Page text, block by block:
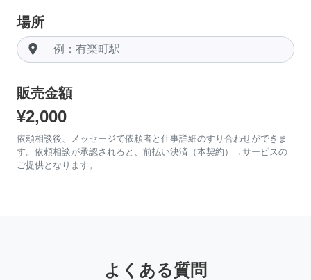
場所
room
販売金額
¥2,000
依頼相談後、メッセージで依頼者と仕事詳細のすり合わせができま
す。依頼相談が承認されると、前払い決済（本契約）→サービスの
ご提供となります。
よくある質問